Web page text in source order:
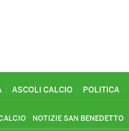
ASCOLI CALCIO POLITICA
NOTIZIE SAN BENEDETTO